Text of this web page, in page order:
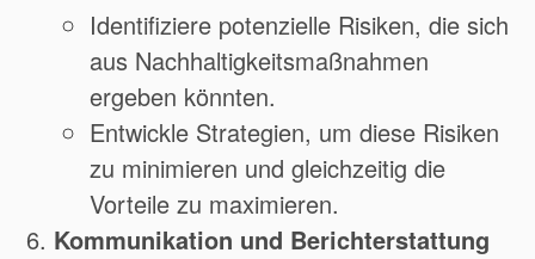
Identifiziere potenzielle Risiken, die sich
aus Nachhaltigkeitsmaßnahmen
ergeben könnten.
Entwickle Strategien, um diese Risiken
zu minimieren und gleichzeitig die
Vorteile zu maximieren.
Kommunikation und Berichterstattung